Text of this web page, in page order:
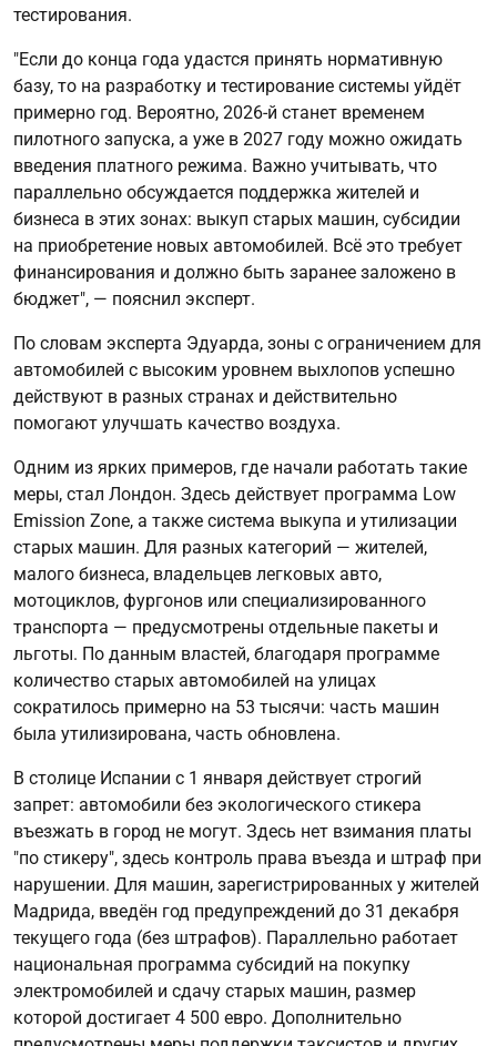
тестирования.
"Если до конца года удастся принять нормативную
базу, то на разработку и тестирование системы уйдёт
примерно год. Вероятно, 2026-й станет временем
пилотного запуска, а уже в 2027 году можно ожидать
введения платного режима. Важно учитывать, что
параллельно обсуждается поддержка жителей и
бизнеса в этих зонах: выкуп старых машин, субсидии
на приобретение новых автомобилей. Всё это требует
финансирования и должно быть заранее заложено в
бюджет", — пояснил эксперт.
По словам эксперта Эдуарда, зоны с ограничением для
автомобилей с высоким уровнем выхлопов успешно
действуют в разных странах и действительно
помогают улучшать качество воздуха.
Одним из ярких примеров, где начали работать такие
меры, стал Лондон. Здесь действует программа Low
Emission Zone, а также система выкупа и утилизации
старых машин. Для разных категорий — жителей,
малого бизнеса, владельцев легковых авто,
мотоциклов, фургонов или специализированного
транспорта — предусмотрены отдельные пакеты и
льготы. По данным властей, благодаря программе
количество старых автомобилей на улицах
сократилось примерно на 53 тысячи: часть машин
была утилизирована, часть обновлена.
В столице Испании с 1 января действует строгий
запрет: автомобили без экологического стикера
въезжать в город не могут. Здесь нет взимания платы
"по стикеру", здесь контроль права въезда и штраф при
нарушении. Для машин, зарегистрированных у жителей
Мадрида, введён год предупреждений до 31 декабря
текущего года (без штрафов). Параллельно работает
национальная программа субсидий на покупку
электромобилей и сдачу старых машин, размер
которой достигает 4 500 евро. Дополнительно